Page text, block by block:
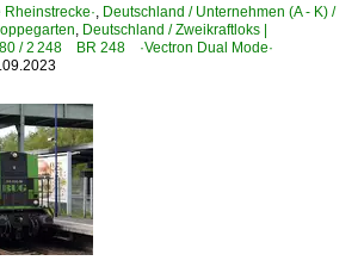
, Deutschland / Unternehmen (A - K) /
, Deutschland / Zweikraftloks |
/ 2 248 BR 248 ·Vectron Dual Mode·